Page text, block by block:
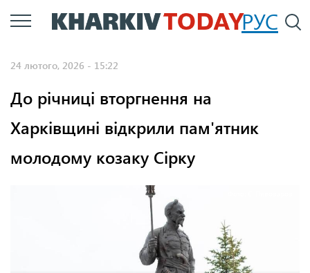
Перейти
до
РУС
24 лютого, 2026 - 15:22
До річниці вторгнення на
Харківщині відкрили пам'ятник
молодому козаку Сірку